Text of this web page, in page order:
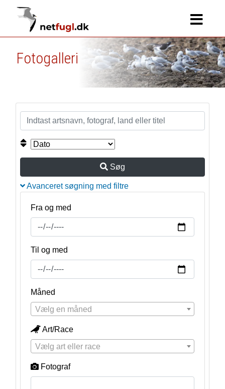
Fotogalleri
Søg
Avanceret søgning med filtre
Fra og med
Til og med
Måned
Vælg en måned
Art/Race
Vælg art eller race
Fotograf